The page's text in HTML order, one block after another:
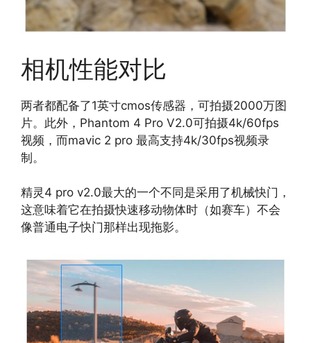
相机性能对比
两者都配备了1英寸cmos传感器，可拍摄2000万图
片。此外，Phantom 4 Pro V2.0可拍摄4k/60fps
视频，而mavic 2 pro 最高支持4k/30fps视频录
制。
精灵4 pro v2.0最大的一个不同是采用了机械快门，
这意味着它在拍摄快速移动物体时（如赛车）不会
像普通电子快门那样出现拖影。